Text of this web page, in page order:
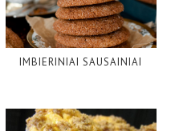
IMBIERINIAI SAUSAINIAI